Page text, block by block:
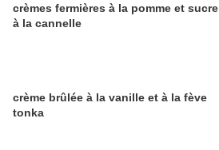
crèmes fermières à la pomme et sucre
à la cannelle
crème brûlée à la vanille et à la fève
tonka